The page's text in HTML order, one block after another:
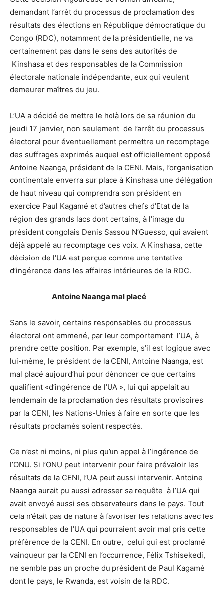
demandant l’arrêt du processus de proclamation des
résultats des élections en République démocratique du
Congo (RDC), notamment de la présidentielle, ne va
certainement pas dans le sens des autorités de
Kinshasa et des responsables de la Commission
électorale nationale indépendante, eux qui veulent
demeurer maîtres du jeu.
L’UA a décidé de mettre le holà lors de sa réunion du
jeudi 17 janvier, non seulement de l’arrêt du processus
électoral pour éventuellement permettre un recomptage
des suffrages exprimés auquel est officiellement opposé
Antoine Naanga, président de la CENI. Mais, l’organisation
continentale enverra sur place à Kinshasa une délégation
de haut niveau qui comprendra son président en
exercice Paul Kagamé et d’autres chefs d’Etat de la
région des grands lacs dont certains, à l’image du
président congolais Denis Sassou N’Guesso, qui avaient
déjà appelé au recomptage des voix. A Kinshasa, cette
décision de l’UA est perçue comme une tentative
d’ingérence dans les affaires intérieures de la RDC.
Antoine Naanga mal placé
Sans le savoir, certains responsables du processus
électoral ont emmené, par leur comportement l’UA, à
prendre cette position. Par exemple, s’il est logique avec
lui-même, le président de la CENI, Antoine Naanga, est
mal placé aujourd’hui pour dénoncer ce que certains
qualifient «d’ingérence de l’UA », lui qui appelait au
lendemain de la proclamation des résultats provisoires
par la CENI, les Nations-Unies à faire en sorte que les
résultats proclamés soient respectés.
Ce n’est ni moins, ni plus qu’un appel à l’ingérence de
l’ONU. Si l’ONU peut intervenir pour faire prévaloir les
résultats de la CENI, l’UA peut aussi intervenir. Antoine
Naanga aurait pu aussi adresser sa requête à l’UA qui
avait envoyé aussi ses observateurs dans le pays. Tout
cela n’était pas de nature à favoriser les relations avec les
responsables de l’UA qui pourraient avoir mal pris cette
préférence de la CENI. En outre, celui qui est proclamé
vainqueur par la CENI en l’occurrence, Félix Tshisekedi,
ne semble pas un proche du président de Paul Kagamé
dont le pays, le Rwanda, est voisin de la RDC.